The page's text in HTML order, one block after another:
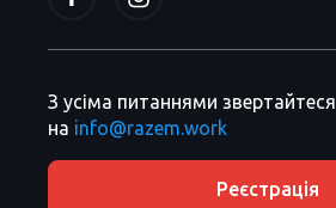
З усіма питаннями звертайтеся
на info@razem.work
Реєстрація